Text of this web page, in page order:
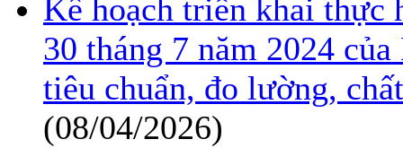
Kế hoạch triển khai thực
30 tháng 7 năm 2024
tiêu chuẩn, đo lường,
(08/04/2026)